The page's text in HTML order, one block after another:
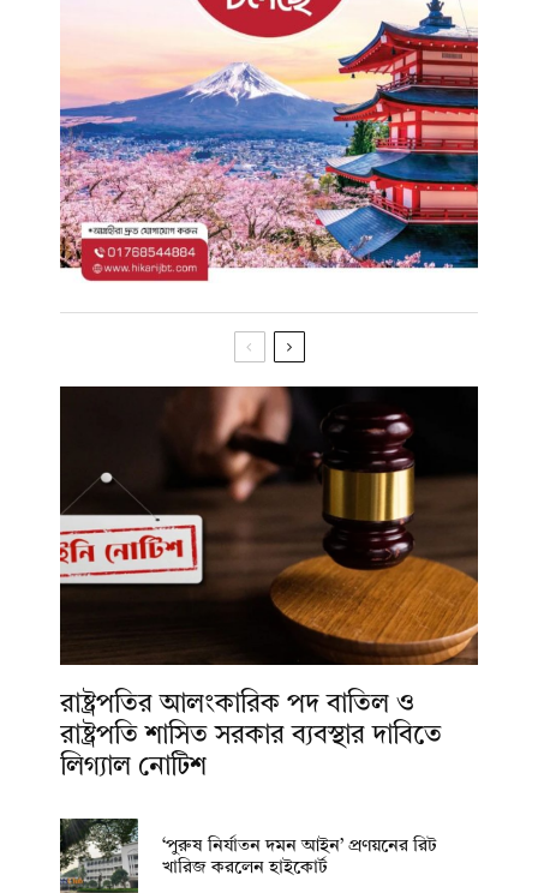
রাষ্ট্রপতির আলংকারিক পদ বাতিল ও
রাষ্ট্রপতি শাসিত সরকার ব্যবস্থার দাবিতে
লিগ্যাল নোটিশ
‘পুরুষ নির্যাতন দমন আইন’ প্রণয়নের রিট
খারিজ করলেন হাইকোর্ট